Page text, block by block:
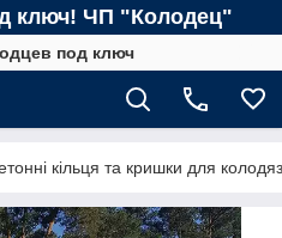
ключ! ЧП "Колодец"
под ключ
кільця та кришки для